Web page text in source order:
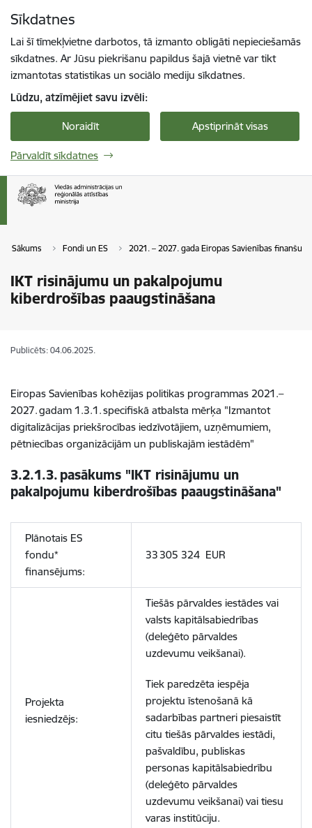
Sīkdatnes
Lai šī tīmekļvietne darbotos, tā izmanto obligāti nepieciešamās
sīkdatnes. Ar Jūsu piekrišanu papildus šajā vietnē var tikt
izmantotas statistikas un sociālo mediju sīkdatnes.
Lūdzu, atzīmējiet savu izvēli:
Noraidīt Apstiprināt visas
Pārvaldīt sīkdatnes
Sākums Fondi un ES 2021. – 2027. gada Eiropas Savienības finanšu
IKT risinājumu un pakalpojumu
kiberdrošības paaugstināšana
Publicēts: 04.06.2025.
Eiropas Savienības kohēzijas politikas programmas 2021.–
2027.gadam 1.3.1.specifiskā atbalsta mērķa "Izmantot
digitalizācijas priekšrocības iedzīvotājiem, uzņēmumiem,
pētniecības organizācijām un publiskajām iestādēm"
3.2.1.3. pasākums "IKT risinājumu un
pakalpojumu kiberdrošības paaugstināšana"
Plānotais ES
fondu*
finansējums:
33305 324 EUR
Projekta
iesniedzējs:
Tiešās pārvaldes iestādes vai
valsts kapitālsabiedrības
(deleģēto pārvaldes
uzdevumu veikšanai).
Tiek paredzēta iespēja
projektu īstenošanā kā
sadarbības partneri piesaistīt
citu tiešās pārvaldes iestādi,
pašvaldību, publiskas
personas kapitālsabiedrību
(deleģēto pārvaldes
uzdevumu veikšanai) vai tiesu
varas institūciju.